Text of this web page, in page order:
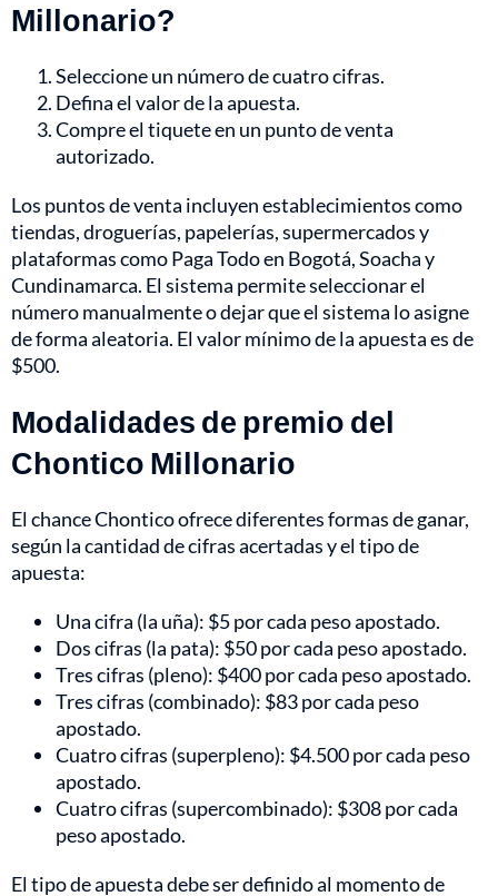
Millonario?
Seleccione un número de cuatro cifras.
Defina el valor de la apuesta.
Compre el tiquete en un punto de venta
autorizado.
Los puntos de venta incluyen establecimientos como
tiendas, droguerías, papelerías, supermercados y
plataformas como Paga Todo en Bogotá, Soacha y
Cundinamarca. El sistema permite seleccionar el
número manualmente o dejar que el sistema lo asigne
de forma aleatoria. El valor mínimo de la apuesta es de
$500.
Modalidades de premio del
Chontico Millonario
El chance Chontico ofrece diferentes formas de ganar,
según la cantidad de cifras acertadas y el tipo de
apuesta:
Una cifra (la uña): $5 por cada peso apostado.
Dos cifras (la pata): $50 por cada peso apostado.
Tres cifras (pleno): $400 por cada peso apostado.
Tres cifras (combinado): $83 por cada peso
apostado.
Cuatro cifras (superpleno): $4.500 por cada peso
apostado.
Cuatro cifras (supercombinado): $308 por cada
peso apostado.
El tipo de apuesta debe ser definido al momento de